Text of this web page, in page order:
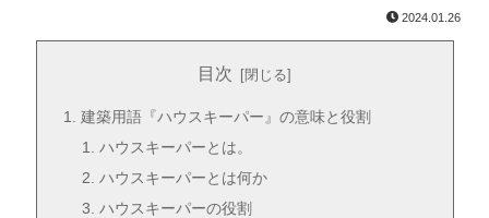
2024.01.26
目次
建築用語『ハウスキーパー』の意味と役割
ハウスキーパーとは。
ハウスキーパーとは何か
ハウスキーパーの役割